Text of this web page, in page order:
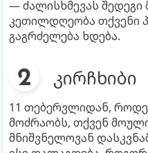
— ძალისხმევას შედეგი
კეთილდღეობა თქვენი
გაგრძელება ხდება.
კირჩხიბი
11 თებერვლიდან,
მოძრაობს, თქვენ
მნიშვნელოვან